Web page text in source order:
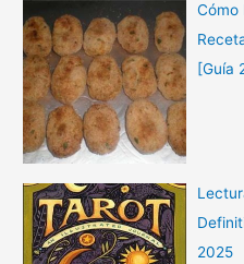
Cómo
[Guía
2025